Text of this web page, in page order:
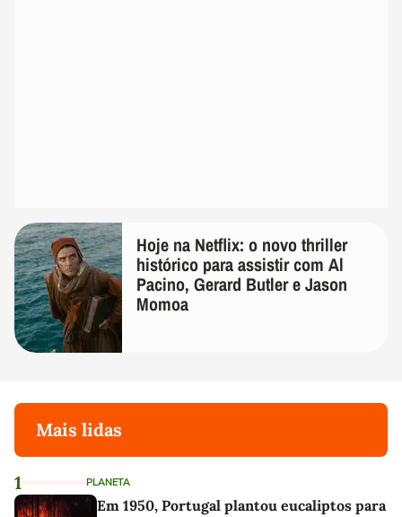
Hoje na Netflix: o novo thriller
histórico para assistir com Al
Pacino, Gerard Butler e Jason
Momoa
Mais lidas
1 PLANETA
Em 1950, Portugal plantou eucaliptos para